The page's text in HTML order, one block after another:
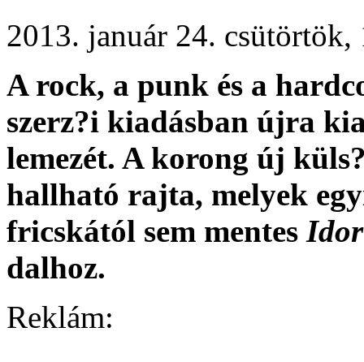
2013. január 24.
A rock, a punk és a
szerz?i kiadásban újra
lemezét. A korong új
hallható rajta, melyek
fricskától sem mentes
dalhoz.
Reklám: